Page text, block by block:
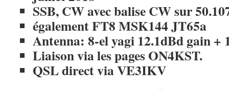
SSB, CW avec balise CW sur
également FT8 MSK144 JT65a
Antenna: 8-el yagi 12.1dBd gain +
Liaison via les pages ON4KST.
QSL direct via VE3IKV